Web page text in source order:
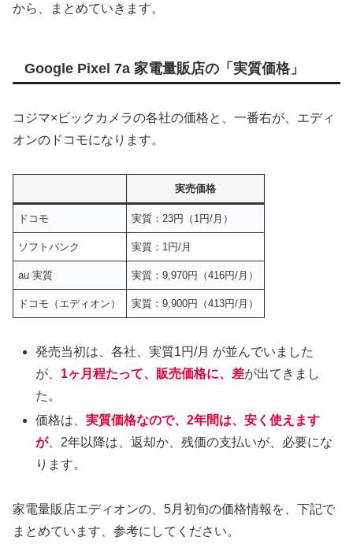
から、まとめていきます。
Google Pixel 7a 家電量販店の「実質価格」
コジマ×ビックカメラの各社の価格と、一番右が、エディ
オンのドコモになります。
実売価格
ドコモ 実質：23円（1円/月）
ソフトバンク 実質：1円/月
au 実質 実質：9,970円（416円/月）
ドコモ（エディオン） 実質：9,900円（413円/月）
発売当初は、各社、実質1円/月 が並んでいました
が、 1ヶ月程たって、販売価格に、差が出てきまし
た。
価格は、実質価格なので、2年間は、安く使えます
が、2年以降は、返却か、残価の支払いが、必要にな
ります。
家電量販店エディオンの、5月初旬の価格情報を、下記で
まとめています、参考にしてください。